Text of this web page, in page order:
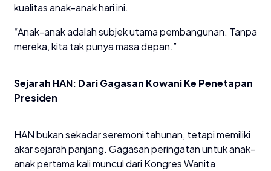
kualitas anak-anak hari ini.
“Anak-anak adalah subjek utama pembangunan. Tanpa
mereka, kita tak punya masa depan.”
Sejarah HAN: Dari Gagasan Kowani Ke Penetapan
Presiden
HAN bukan sekadar seremoni tahunan, tetapi memiliki
akar sejarah panjang. Gagasan peringatan untuk anak-
anak pertama kali muncul dari Kongres Wanita